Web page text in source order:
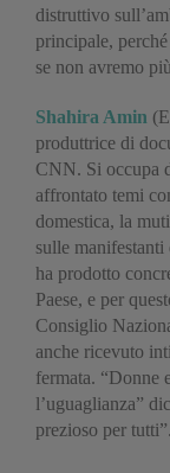
distruttivo
principale,
se non avremo
Shahira Amin
produttrice di
CNN. Si occupa
affrontato temi
domestica, la
sulle
ha prodotto
Paese, e per
Consiglio
anche ricevuto
fermata. “Donne
l’uguaglianza”
prezioso per tutti”.